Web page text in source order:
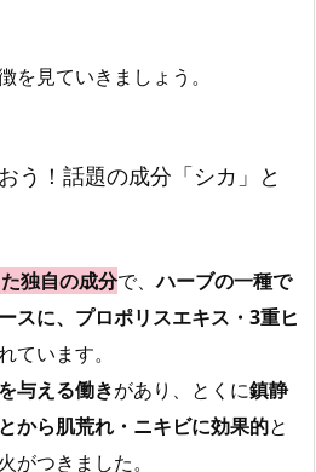
を見ていきましょう。
う！話題の成分「シカ」と
独自の成分で、ハーブの一種で
スに、プロポリスエキス・3重ヒ
ています。
与える働きがあり、とくに鎮静
から肌荒れ・ニキビに効果的と
がつきました。